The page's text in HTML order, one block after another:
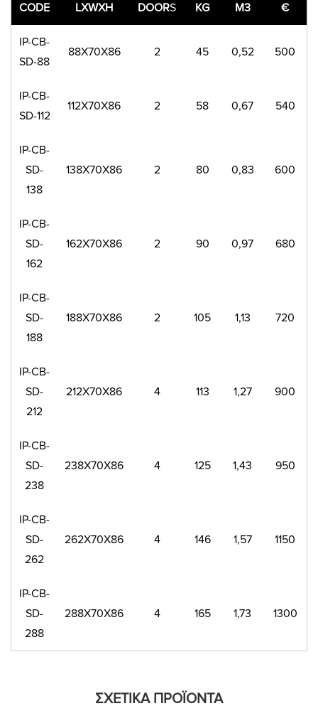
CODE LXWXH DOORS KG M3 €
IP-CB-
SD-88
88X70X86 2 45 0,52 500
IP-CB-
SD-112
112X70X86 2 58 0,67 540
IP-CB-
SD-
138
138X70X86 2 80 0,83 600
IP-CB-
SD-
162
162X70X86 2 90 0,97 680
IP-CB-
SD-
188
188X70X86 2 105 1,13 720
IP-CB-
SD-
212
212X70X86 4 113 1,27 900
IP-CB-
SD-
238
238X70X86 4 125 1,43 950
IP-CB-
SD-
262
262X70X86 4 146 1,57 1150
IP-CB-
SD-
288
288X70X86 4 165 1,73 1300
ΣΧΕΤΙΚΑ ΠΡΟΪΟΝΤΑ